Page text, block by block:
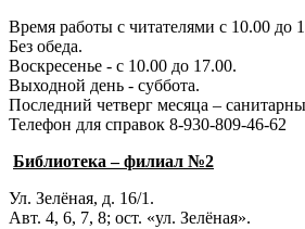
Время работы с читателями с 10.00 до
Без обеда.
Воскресенье - с 10.00 до 17.00.
Выходной день - суббота.
Последний четверг месяца –
Телефон для справок 8-930-809-46-62
Библиотека – филиал №2
Ул. Зелёная, д. 16/1.
Авт. 4, 6, 7, 8; ост. «ул. Зелёная».